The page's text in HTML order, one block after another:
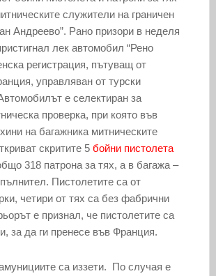
служители на граничен
Андреево”. Рано призори в неделя
лек автомобил “Рено
регистрация, пътуващ от
управляван от турски
е селектиран за
проверка, при която във
на багажника митническите
скритите 5 бойни пистолета
318 патрона за тях, а в багажа –
Пистолетите са от
четири от тях са без фабрични
е признал, че пистолетите са
за да ги пренесе във Франция.
са иззети. По случая е